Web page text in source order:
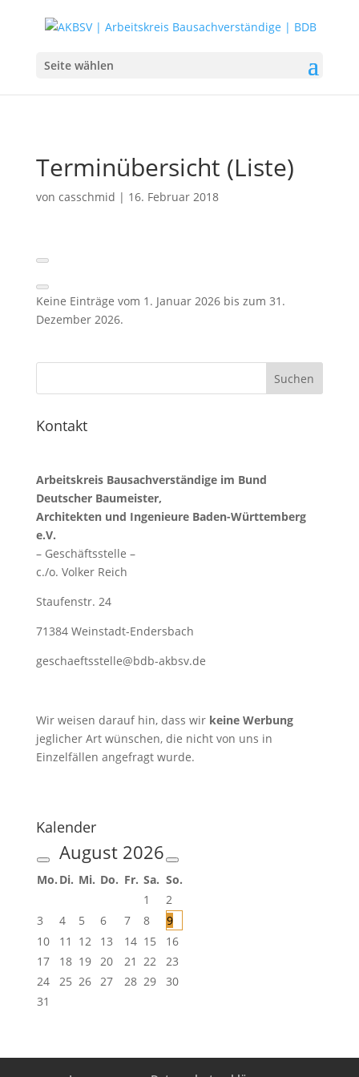
Seite wählen
Terminübersicht (Liste)
von casschmid | 16. Februar 2018
Keine Einträge vom 1. Januar 2026 bis zum 31.
Dezember 2026.
Kontakt
Arbeitskreis Bausachverständige im Bund
Deutscher Baumeister,
Architekten und Ingenieure Baden-Württemberg
e.V.
– Geschäftsstelle –
c./o. Volker Reich
Staufenstr. 24
71384 Weinstadt-Endersbach
geschaeftsstelle@bdb-akbsv.de
Wir weisen darauf hin, dass wir keine Werbung
jeglicher Art wünschen, die nicht von uns in
Einzelfällen angefragt wurde.
Kalender
August 2026
Mo. Di. Mi. Do. Fr. Sa. So.
1
2
3
4 5 6 7 8
9
10
11 12 13 14 15
16
17
18 19 20 21 22
23
24
25 26 27 28 29
30
31